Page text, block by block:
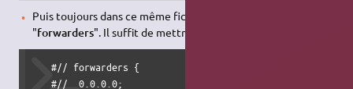
Puis toujours dans ce même fichier,
"forwarders". Il suffit de mettre un # devant chaque ligne :
   #// forwarders {
   #// 	0.0.0.0;